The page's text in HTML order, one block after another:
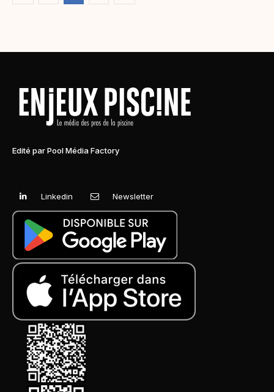
Edité par Pool Média Factory
Linkedin Newsletter